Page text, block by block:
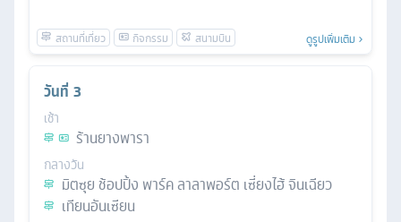
ดูรูปเพิ่มเติม
วันที่ 3
เช้า
ร้านยางพารา
กลางวัน
มิตซุย ช้อปปิ้ง พาร์ค ลาลาพอร์ต เซี่ยงไฮ้ จินเฉียว
เทียนอันเซียน